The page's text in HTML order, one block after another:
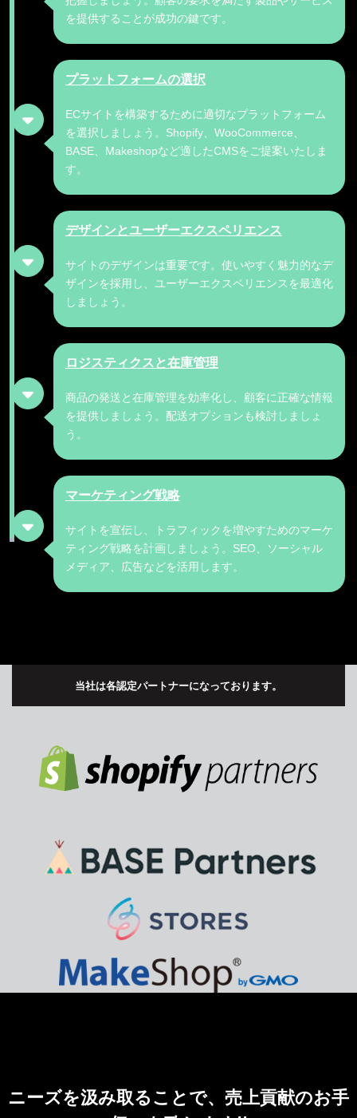
を提供することが成功の鍵です。
プラットフォームの選択
ECサイトを構築するために適切なプラットフォーム
を選択しましょう。Shopify、WooCommerce、
BASE、Makeshopなど適したCMSをご提案いたしま
す。
デザインとユーザーエクスペリエンス
サイトのデザインは重要です。使いやすく魅力的なデ
ザインを採用し、ユーザーエクスペリエンスを最適化
しましょう。
ロジスティクスと在庫管理
商品の発送と在庫管理を効率化し、顧客に正確な情報
を提供しましょう。配送オプションも検討しましょ
う。
マーケティング戦略
サイトを宣伝し、トラフィックを増やすためのマーケ
ティング戦略を計画しましょう。SEO、ソーシャル
メディア、広告などを活用します。
当社は各認定パートナーになっております。
ニーズを汲み取ることで、売上貢献のお手